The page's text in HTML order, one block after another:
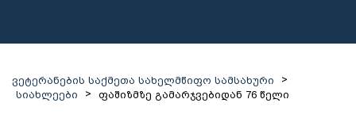
ვეტერანების საქმეთა სახელმწიფო სამსახური
>
სიახლეები
> ფაშიზმზე გამარჯვებიდან 76 წელი